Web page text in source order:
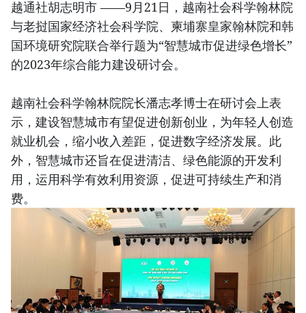
越通社胡志明市 ——9月21日，越南社会科学翰林院
与老挝国家经济社会科学院、柬埔寨皇家翰林院和韩
国环境研究院联合举行题为“智慧城市促进绿色增长”
的2023年综合能力建设研讨会。
越南社会科学翰林院院长潘志孝博士在研讨会上表
示，建设智慧城市有望促进创新创业，为年轻人创造
就业机会，缩小收入差距，促进数字经济发展。此
外，智慧城市还旨在促进清洁、绿色能源的开发利
用，运用科学有效利用资源，促进可持续生产和消
费。